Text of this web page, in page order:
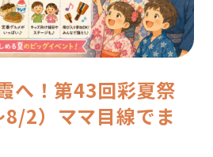
へ！第43回彩夏祭
2）ママ目線でま